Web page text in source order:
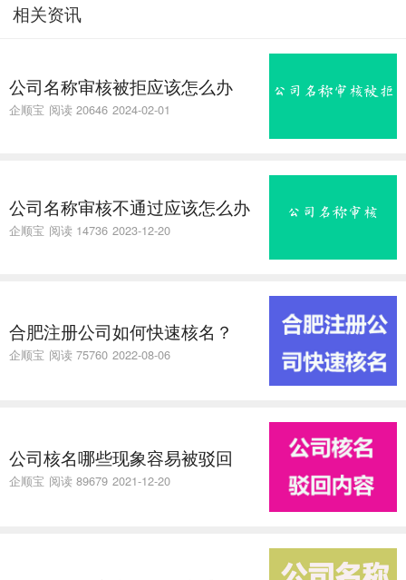
相关资讯
公司名称审核被拒应该怎么办
企顺宝 阅读 20646 2024-02-01
公司名称审核不通过应该怎么办
企顺宝 阅读 14736 2023-12-20
合肥注册公司如何快速核名？
企顺宝 阅读 75760 2022-08-06
公司核名哪些现象容易被驳回
企顺宝 阅读 89679 2021-12-20